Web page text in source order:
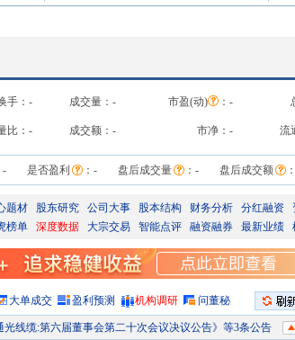
手： - 成交量： - 市盈(动) ： -
比： - 成交额： - 市净： - 流
- 是否盈利 ： - 盘后成交量 ： - 盘后成交额 ：
题材 股东研究 公司大事 股本结构 财务分析 分红融资
榜单 深度数据 大宗交易 智能点评 融资融券 最新业绩
大单成交 盈利预测 机构调研 问董秘
光线缆:第六届董事会第二十次会议决议公告》等3条公告